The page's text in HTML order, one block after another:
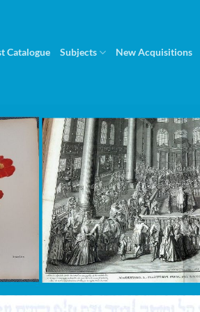
Catalogue Subjects New Acquisitions